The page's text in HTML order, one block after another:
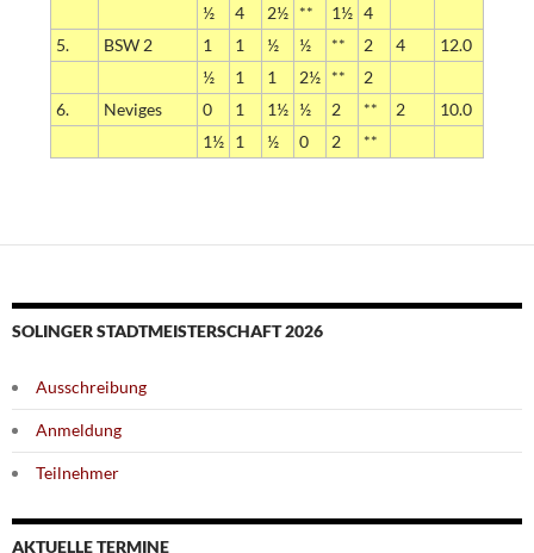
½ 4 2½ ** 1½ 4
5.
BSW 2 1 1 ½ ½ ** 2 4
12.0
½
1 1 2½ **
2
6.
Neviges 0 1 1½ ½ 2 ** 2
10.0
1½ 1 ½ 0 2 **
SOLINGER STADTMEISTERSCHAFT 2026
Ausschreibung
Anmeldung
Teilnehmer
AKTUELLE TERMINE